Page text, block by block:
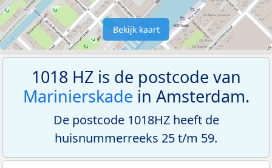
Bekijk kaart
1018 HZ is de postcode van
Marinierskade in Amsterdam.
De postcode 1018HZ heeft de
huisnummerreeks 25 t/m 59.